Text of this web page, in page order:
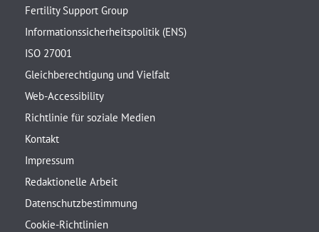
Fertility Support Group
Informationssicherheitspolitik (ENS)
ISO 27001
Gleichberechtigung und Vielfalt
Web-Accessibility
Richtlinie für soziale Medien
Kontakt
Impressum
Redaktionelle Arbeit
Datenschutzbestimmung
Cookie-Richtlinien